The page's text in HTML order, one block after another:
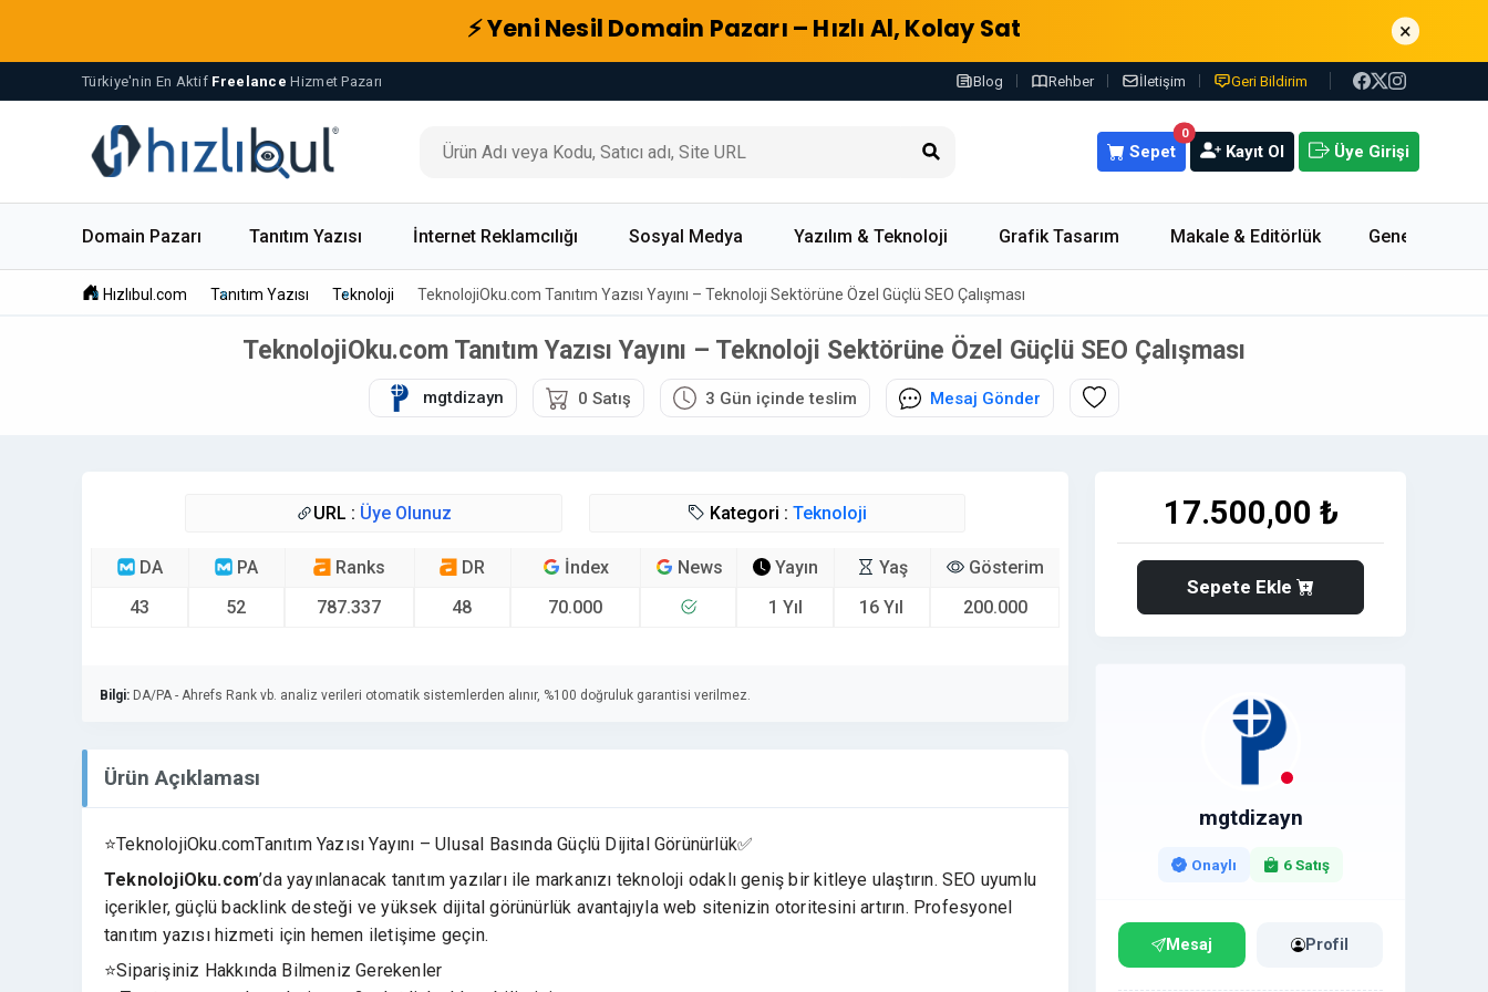
⚡ Yeni Nesil Domain Pazarı – Hızlı Al, Kolay Sat ×
Türkiye'nin En Aktif Freelance Hizmet Pazarı Blog Rehber İletişim Geri Bildirim
0
Sepet Kayıt Ol Üye Girişi
Domain Pazarı Tanıtım Yazısı İnternet Reklamcılığı Sosyal Medya Yazılım & Teknoloji Grafik Tasarım Makale & Editörlük Genel
Hızlıbul.com Tanıtım Yazısı Teknoloji TeknolojiOku.com Tanıtım Yazısı Yayını – Teknoloji Sektörüne Özel Güçlü SEO Çalışması
TeknolojiOku.com Tanıtım Yazısı Yayını – Teknoloji Sektörüne Özel Güçlü SEO Çalışması
mgtdizayn 0 Satış 3 Gün içinde teslim Mesaj Gönder
URL : Üye Olunuz Kategori : Teknoloji
DA
43
PA
52
Ranks
787.337
DR
48
İndex
70.000
News
Yayın
1 Yıl
Yaş
16 Yıl
Gösterim
200.000
Bilgi: DA/PA - Ahrefs Rank vb. analiz verileri otomatik sistemlerden alınır, %100 doğruluk garantisi verilmez.
Ürün Açıklaması
⭐TeknolojiOku.comTanıtım Yazısı Yayını – Ulusal Basında Güçlü Dijital Görünürlük✅
TeknolojiOku.com’da yayınlanacak tanıtım yazıları ile markanızı teknoloji odaklı geniş bir kitleye ulaştırın. SEO uyumlu
içerikler, güçlü backlink desteği ve yüksek dijital görünürlük avantajıyla web sitenizin otoritesini artırın. Profesyonel
tanıtım yazısı hizmeti için hemen iletişime geçin.
⭐Siparişiniz Hakkında Bilmeniz Gerekenler
17.500,00 ₺
Sepete Ekle
mgtdizayn
Onaylı 6 Satış
Mesaj Profil